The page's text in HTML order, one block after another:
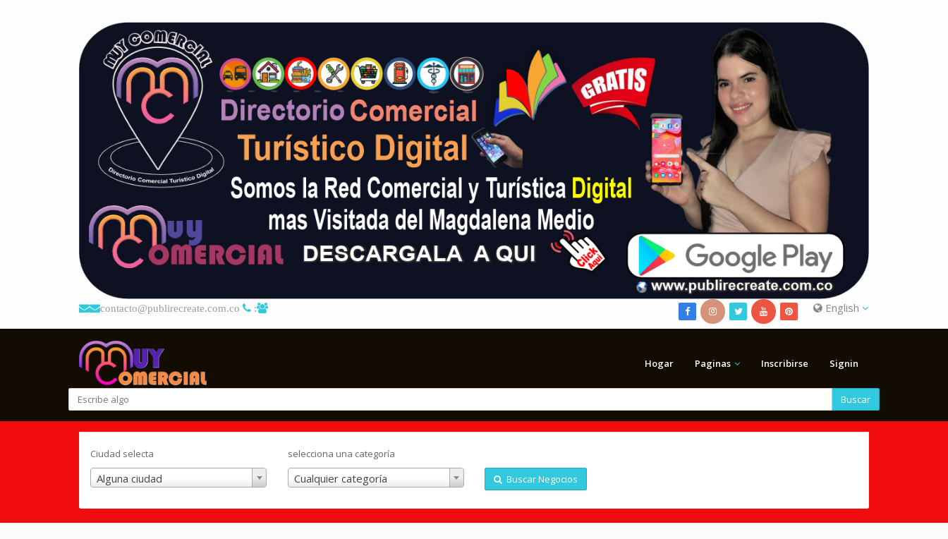
contacto@publirecreate.com.co : English
Hogar Paginas Inscribirse Signin
Buscar
Ciudad selecta
Alguna ciudad
selecciona una categoría
Cualquier categoría Buscar Negocios